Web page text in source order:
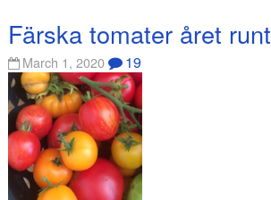
Färska tomater året runt
March 1, 2020 19